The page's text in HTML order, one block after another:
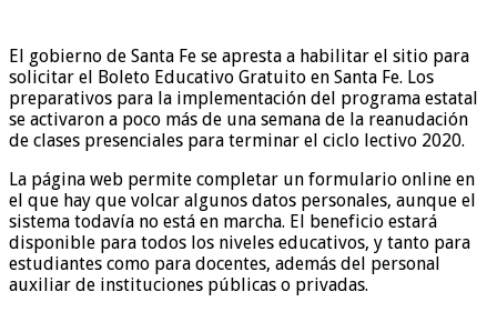
El gobierno de Santa Fe se apresta a habilitar el sitio para
solicitar el Boleto Educativo Gratuito en Santa Fe. Los
preparativos para la implementación del programa estatal
se activaron a poco más de una semana de la reanudación
de clases presenciales para terminar el ciclo lectivo 2020.
La página web permite completar un formulario online en
el que hay que volcar algunos datos personales, aunque el
sistema todavía no está en marcha. El beneficio estará
disponible para todos los niveles educativos, y tanto para
estudiantes como para docentes, además del personal
auxiliar de instituciones públicas o privadas.